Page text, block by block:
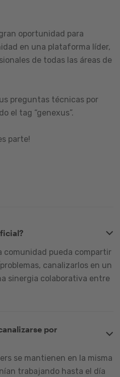
oportunidad para
en una plataforma líder,
de todas las áreas de
preguntas técnicas por
el tag “genexus”.
parte!
comunidad pueda compartir
canalizarlos en un
sinergia colaborativa entre
por
se mantienen en la misma
trabajando hasta el día